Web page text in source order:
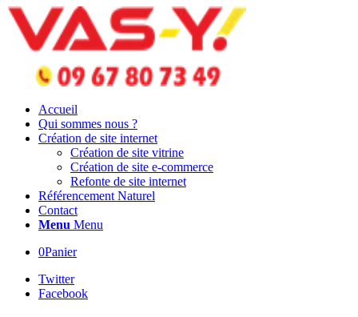
Accueil
Qui sommes nous ?
Création de site internet
Création de site vitrine
Création de site e-commerce
Refonte de site internet
Référencement Naturel
Contact
Menu Menu
0Panier
Twitter
Facebook